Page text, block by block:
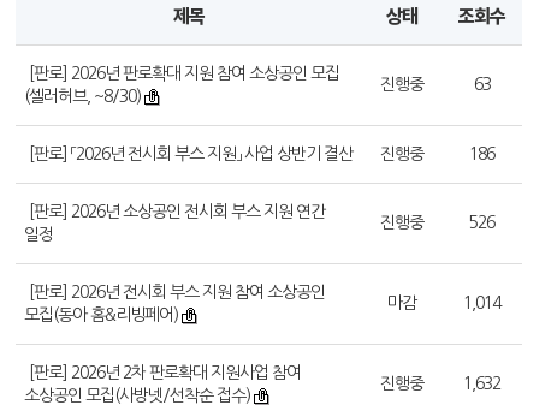
제목 상태 조회수
[판로] 2026년 판로확대 지원 참여 소상공인 모집
(셀러허브, ~8/30)
진행중 63
[판로] 「2026년 전시회 부스 지원」 사업 상반기 결산 진행중 186
[판로] 2026년 소상공인 전시회 부스 지원 연간
일정
진행중 526
[판로] 2026년 전시회 부스 지원 참여 소상공인
모집(동아 홈&리빙페어)
마감 1,014
[판로] 2026년 2차 판로확대 지원사업 참여
소상공인 모집(사방넷/선착순 접수)
진행중 1,632